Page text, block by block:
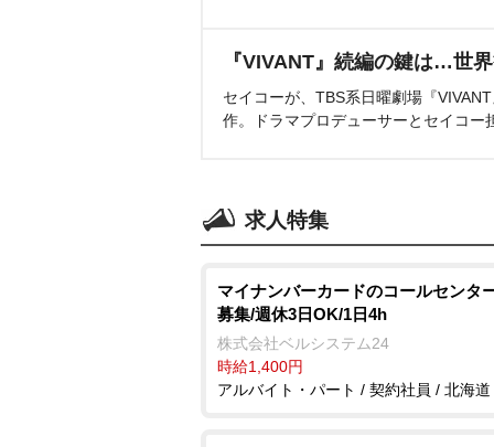
『VIVANT』続編の鍵は…世
セイコーが、TBS系日曜劇場『
作。ドラマプロデューサーとセイコー
求人特集
マイナンバーカードのコールセンタ
募集/週休3日OK/1日4h
株式会社ベルシステム24
時給1,400円
アルバイト・パート / 契約社員 / 北海道